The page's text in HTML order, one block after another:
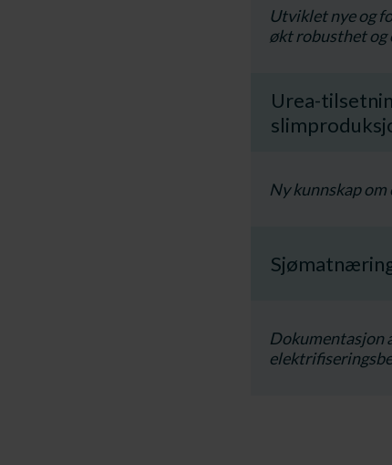
​Utviklet nye og
økt robusthet og
Urea-
​Ny kunnskap
​Dokumentasjon